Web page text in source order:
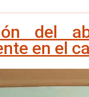
del
en el